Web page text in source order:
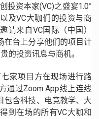
投资本家(VC)之盛宴1.0”
及VC大咖们的投资与商
请来自VC国际（中国）
在台上分享他们的项目计
的投资讯息与商机。
家项目方在现场进行路
通过Zoom App线上连线
包含科技、电竞教学、大
到在场的所有VC大咖和